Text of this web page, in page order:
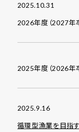
2025.10.31
2026年度（2027年
2025年度（2026年
2025.9.16
循環型漁業を目指す